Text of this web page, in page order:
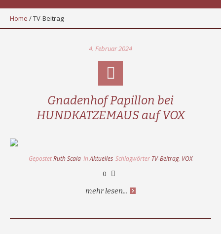
Home /TV-Beitrag
4. Februar 2024
Gnadenhof Papillon bei
HUNDKATZEMAUS auf VOX
GepostetRuth Scala InAktuelles Schlagwörter TV-Beitrag, VOX
0
mehr lesen...